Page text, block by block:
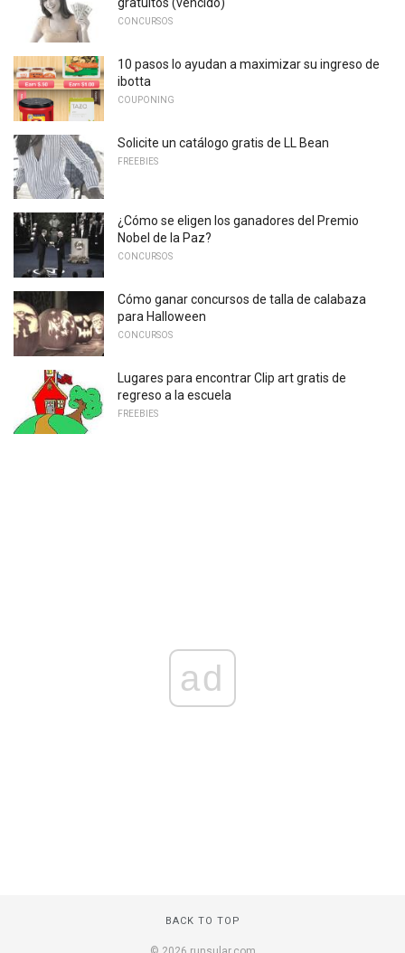
gratuitos (vencido)
CONCURSOS
10 pasos lo ayudan a maximizar su ingreso de
ibotta
COUPONING
Solicite un catálogo gratis de LL Bean
FREEBIES
¿Cómo se eligen los ganadores del Premio
Nobel de la Paz?
CONCURSOS
Cómo ganar concursos de talla de calabaza
para Halloween
CONCURSOS
Lugares para encontrar Clip art gratis de
regreso a la escuela
FREEBIES
ad
BACK TO TOP